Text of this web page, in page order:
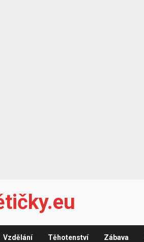
Vzdělání Těhotenství Zábava